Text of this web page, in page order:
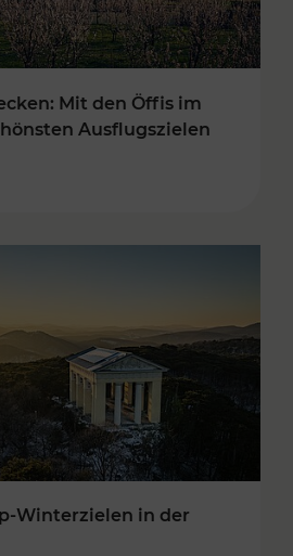
Mit den Öffis im
Ausflugszielen
Winterzielen in der